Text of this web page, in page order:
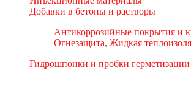
Добавки в бетоны и растворы
Антикоррозийные покрытия и
Огнезащита, Жидкая
Гидрошпонки и пробки герметизации